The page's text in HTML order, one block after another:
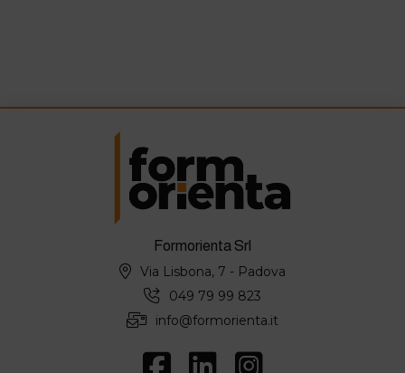
Formorienta Srl
Via Lisbona, 7 - Padova
049 79 99 823
info@formorienta.it